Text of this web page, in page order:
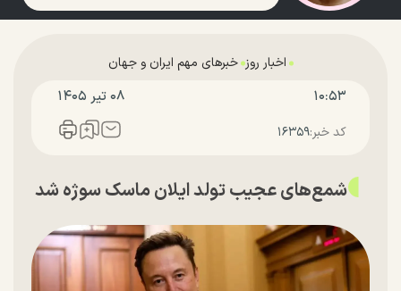
اخبار روز خبرهای مهم ایران و جهان
۱۰:۵۳ ۰۸ تير ۱۴۰۵
کد خبر:۱۶۳۵۹
شمع‌های عجیب تولد ایلان ماسک سوژه شد